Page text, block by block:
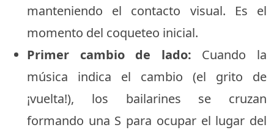
manteniendo el contacto visual. Es el
momento del coqueteo inicial.
Primer cambio de lado: Cuando la
música indica el cambio (el grito de
¡vuelta!), los bailarines se cruzan
formando una S para ocupar el lugar del